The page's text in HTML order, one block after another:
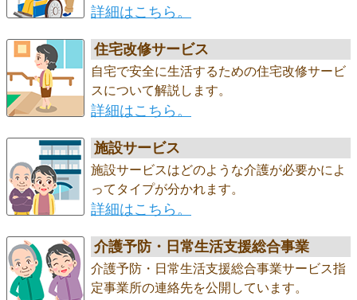
詳細はこちら。
住宅改修サービス
自宅で安全に生活するための住宅改修サービ
スについて解説します。
詳細はこちら。
施設サービス
施設サービスはどのような介護が必要かによ
ってタイプが分かれます。
詳細はこちら。
介護予防・日常生活支援総合事業
介護予防・日常生活支援総合事業サービス指
定事業所の連絡先を公開しています。